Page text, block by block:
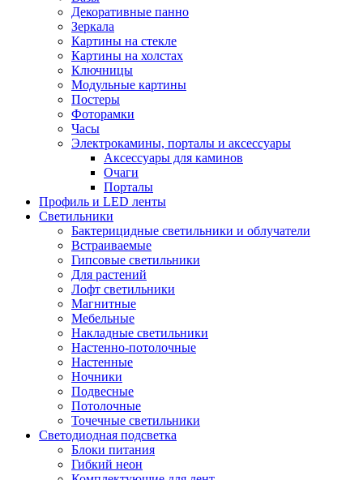
Декоративные панно
Зеркала
Картины на стекле
Картины на холстах
Ключницы
Модульные картины
Постеры
Фоторамки
Часы
Электрокамины, порталы и аксессуары
Аксессуары для каминов
Очаги
Порталы
Профиль и LED ленты
Светильники
Бактерицидные светильники и облучатели
Встраиваемые
Гипсовые светильники
Для растений
Лофт светильники
Магнитные
Мебельные
Накладные светильники
Настенно-потолочные
Настенные
Ночники
Подвесные
Потолочные
Точечные светильники
Светодиодная подсветка
Блоки питания
Гибкий неон